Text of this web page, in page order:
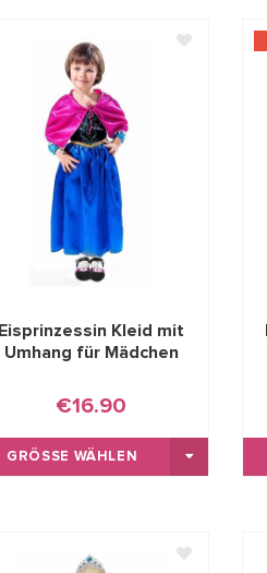
Eisprinzessin Kleid mit
Umhang für Mädchen
€16.90
GRÖSSE WÄHLEN